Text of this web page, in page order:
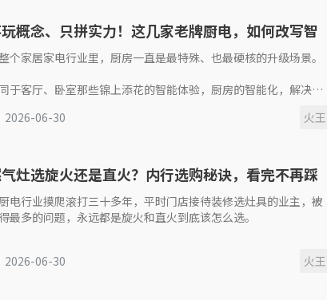
概念、只拼实力！这几家老牌厨电，如何改写智
房新格局
个家居家电行业里，厨房一直是最特殊、也最硬核的升级场景。
于客厅、卧室那些锦上添花的智能体验，厨房的智能化，解决的
2026-06-30 火王
灶选旋火还是直火？内行选购秘诀，看完不再踩
电行业摸爬滚打三十多年，平时门店接待装修选灶具的业主，被
最多的问题，永远都是旋火和直火到底该怎么选。
2026-06-30 火王